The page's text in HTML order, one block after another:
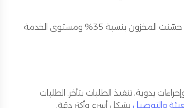
يوضح إن الشركات اللي تبنت الذكاء الاصطناعي في سلسلة التوريد حسّنت المخزون بنسبة 35% ومستوى الخدمة
يدوية، تنفيذ الطلبات يتأخر. الطلبات
والتوصيل بشكل أسرع وأكثر دقة.